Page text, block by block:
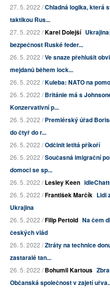
27. 5. 2022 /Chladná logika, která
taktikou Rus...
27. 5. 2022 /Karel Dolejší
bezpečnost Ruské feder...
26. 5. 2022 /Ve snaze přehlušit
mejdanů během lock...
26. 5. 2022 /Kuleba: NATO na
26. 5. 2022 /Británie má s
Konzervativní p...
26. 5. 2022 /Premiérský úřad
do čtyř do r...
26. 5. 2022 /Odčinit letitá příkoří
26. 5. 2022 /Současná imigrační
domoci se sp...
26. 5. 2022 /Lesley Keen
26. 5. 2022 /František Marčík Lidi
Ukrajina
26. 5. 2022 /Filip Pertold Na čem
českých vlád
26. 5. 2022 /Ztráty na technice
zastaralé tan...
26. 5. 2022 /Bohumil Kartous
Občanská společnost v zajetí